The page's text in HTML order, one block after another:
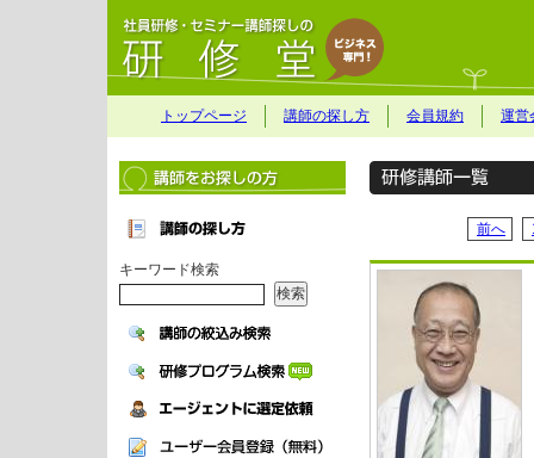
トップページ 講師の探し方 会員規約 運営
キーワード検索
前へ